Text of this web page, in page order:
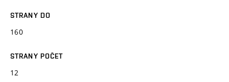
STRANY DO
160
STRANY POČET
12